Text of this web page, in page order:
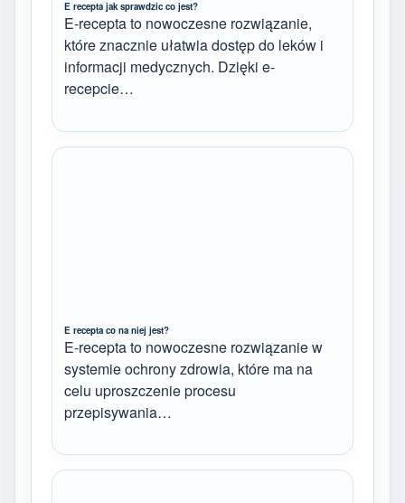
E recepta jak sprawdzic co jest?
E-recepta to nowoczesne rozwiązanie,
które znacznie ułatwia dostęp do leków i
informacji medycznych. Dzięki e-
recepcie…
E recepta co na niej jest?
E-recepta to nowoczesne rozwiązanie w
systemie ochrony zdrowia, które ma na
celu uproszczenie procesu
przepisywania…